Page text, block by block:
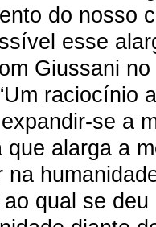
do nosso
esse
Giussani
raciocínio
se a
que alarga a
qual se deu